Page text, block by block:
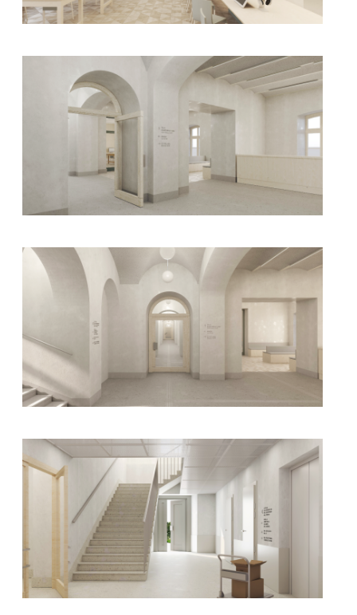
kliknięcie spowoduje powiększenie zdjęcia w galerii
kliknięcie spowoduje powiększenie zdjęcia w galerii
kliknięcie spowoduje powiększenie zdjęcia w galerii